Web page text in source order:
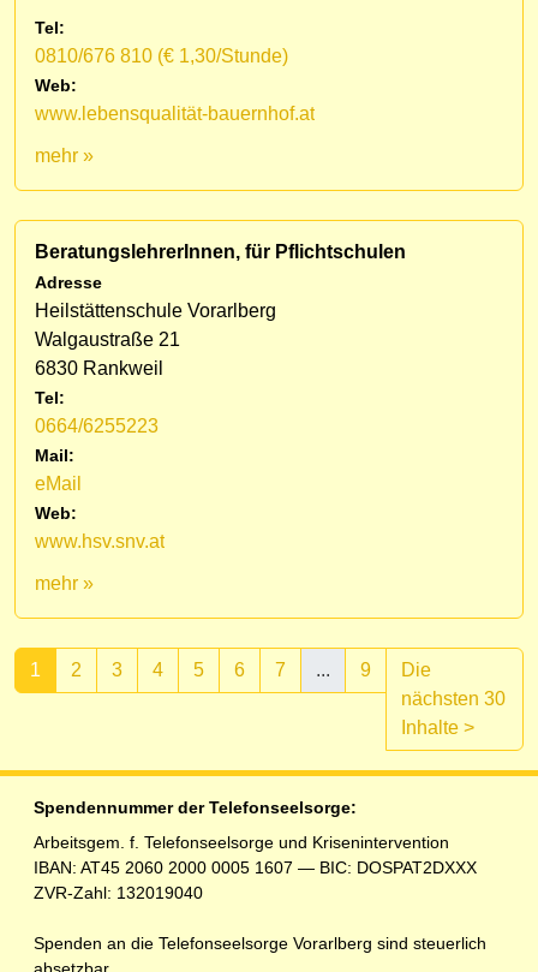
Tel:
0810/676 810 (€ 1,30/Stunde)
Web:
www.lebensqualität-bauernhof.at
mehr »
BeratungslehrerInnen, für Pflichtschulen
Adresse
Heilstättenschule Vorarlberg
Walgaustraße 21
6830 Rankweil
Tel:
0664/6255223
Mail:
eMail
Web:
www.hsv.snv.at
mehr »
1
2 3 4 5 6 7 ... 9
Die
nächsten 30
Inhalte >
Spendennummer der Telefonseelsorge:
Arbeitsgem. f. Telefonseelsorge und Krisenintervention
IBAN: AT45 2060 2000 0005 1607 — BIC: DOSPAT2DXXX
ZVR-Zahl: 132019040
Spenden an die Telefonseelsorge Vorarlberg sind steuerlich